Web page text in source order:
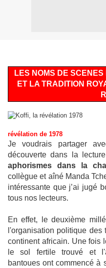
LES NOMS DE
ET LA TRADITION
révélation de 1978
Je voudrais partager
découverte dans la
aphorismes dans la
collègue et aîné Manda
intéressante que j’ai jugé
tous nos lecteurs.
En effet, le deuxième
l'organisation politique
continent africain. Une fois
le sol fertile trouvé et
bantoues ont commencé à